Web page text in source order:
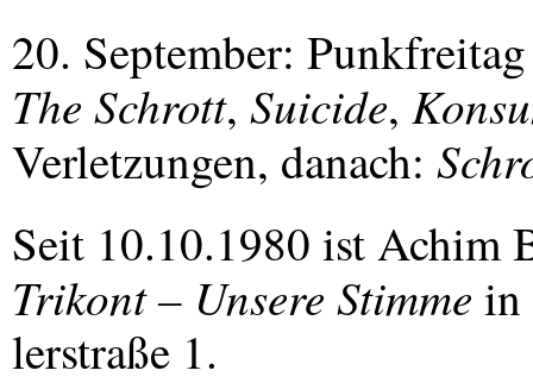
20. September:
The Schrott, Suicide,
Verletzungen, danach:
Seit 10.10.1980 ist Achim
Trikont – Unsere Stimme in
lerstraße 1.